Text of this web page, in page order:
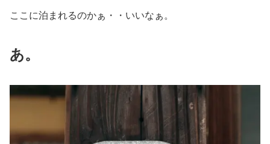
ここに泊まれるのかぁ・・いいなぁ。
あ。